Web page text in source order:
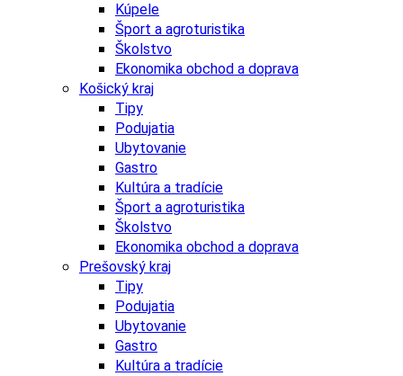
Kúpele
Šport a agroturistika
Školstvo
Ekonomika obchod a doprava
Košický kraj
Tipy
Podujatia
Ubytovanie
Gastro
Kultúra a tradície
Šport a agroturistika
Školstvo
Ekonomika obchod a doprava
Prešovský kraj
Tipy
Podujatia
Ubytovanie
Gastro
Kultúra a tradície